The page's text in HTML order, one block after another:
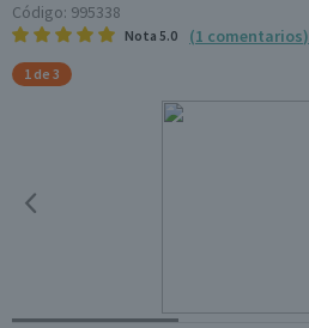
Código: 995338
Nota 5.0 (1 comentarios)
1 de 3